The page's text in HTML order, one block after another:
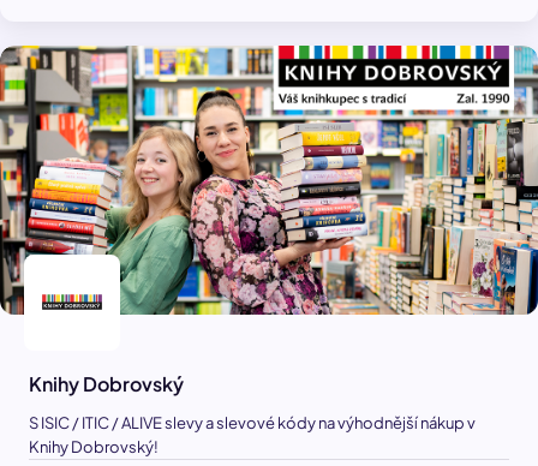
Knihy Dobrovský
S ISIC / ITIC / ALIVE slevy a slevové kódy na výhodnější nákup v
Knihy Dobrovský!